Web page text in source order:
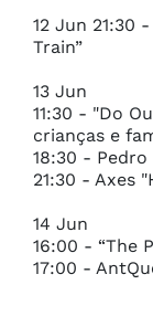
12 Jun 21:30
Train”
13 Jun
11:30 - "Do
crianças e
18:30 - Pedro
21:30 - Axes
14 Jun
16:00 - “The
17:00 -